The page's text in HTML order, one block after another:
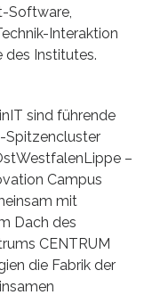
Software,
Interaktion
Institutes.
sind führende
Spitzencluster
–
Campus
mit
Dach des
CENTRUM
die Fabrik der